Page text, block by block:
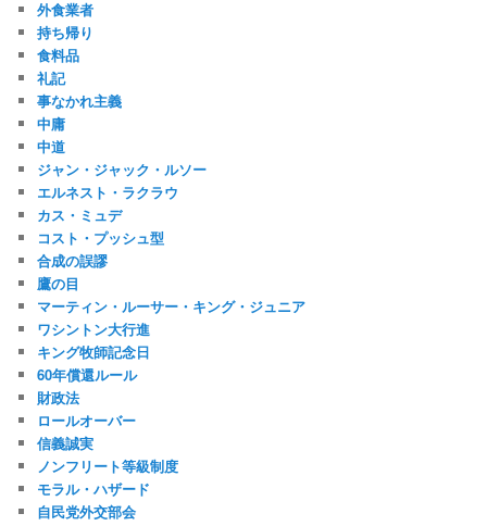
外食業者
持ち帰り
食料品
礼記
事なかれ主義
中庸
中道
ジャン・ジャック・ルソー
エルネスト・ラクラウ
カス・ミュデ
コスト・プッシュ型
合成の誤謬
鷹の目
マーティン・ルーサー・キング・ジュニア
ワシントン大行進
キング牧師記念日
60年償還ルール
財政法
ロールオーバー
信義誠実
ノンフリート等級制度
モラル・ハザード
自民党外交部会